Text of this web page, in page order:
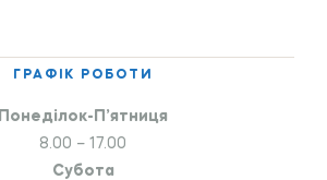
ГРАФІК РОБОТИ
Понеділок-П’ятниця
8.00 – 17.00
Субота